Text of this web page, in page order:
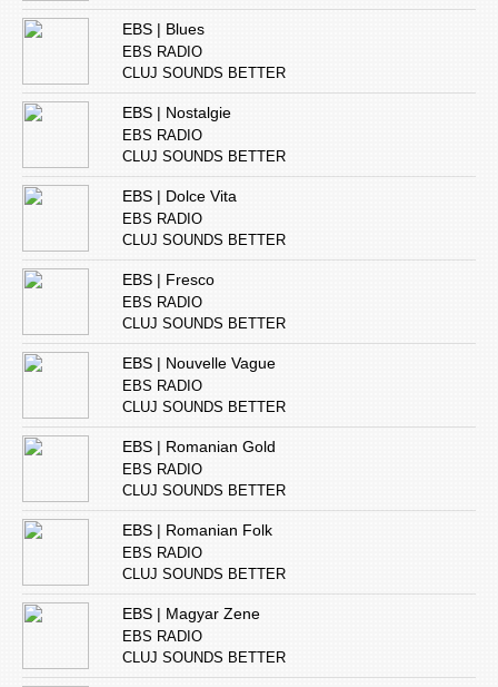
EBS | Blues
EBS RADIO
CLUJ SOUNDS BETTER
EBS | Nostalgie
EBS RADIO
CLUJ SOUNDS BETTER
EBS | Dolce Vita
EBS RADIO
CLUJ SOUNDS BETTER
EBS | Fresco
EBS RADIO
CLUJ SOUNDS BETTER
EBS | Nouvelle Vague
EBS RADIO
CLUJ SOUNDS BETTER
EBS | Romanian Gold
EBS RADIO
CLUJ SOUNDS BETTER
EBS | Romanian Folk
EBS RADIO
CLUJ SOUNDS BETTER
EBS | Magyar Zene
EBS RADIO
CLUJ SOUNDS BETTER